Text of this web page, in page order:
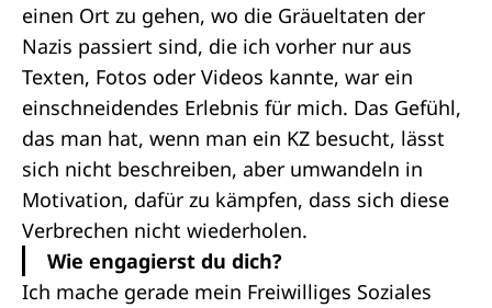
einen Ort zu gehen, wo die Gräueltaten der
Nazis passiert sind, die ich vorher nur aus
Texten, Fotos oder Videos kannte, war ein
einschneidendes Erlebnis für mich. Das Gefühl,
das man hat, wenn man ein KZ besucht, lässt
sich nicht beschreiben, aber umwandeln in
Motivation, dafür zu kämpfen, dass sich diese
Verbrechen nicht wiederholen.
Wie engagierst du dich?
Ich mache gerade mein Freiwilliges Soziales